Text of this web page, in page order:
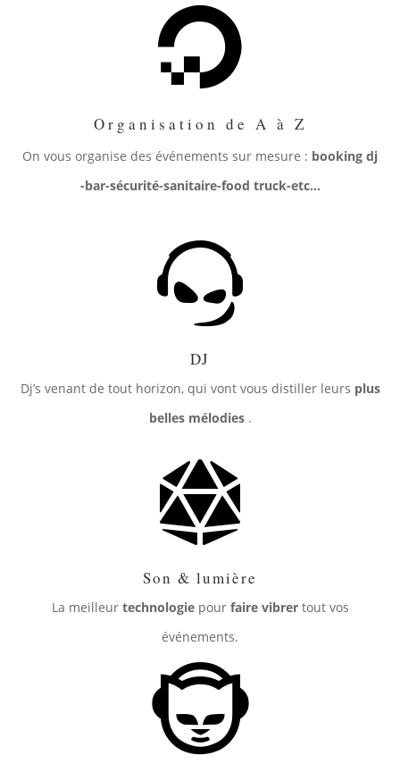

Organisation de A à Z
On vous organise des événements sur mesure : booking dj
-bar-sécurité-sanitaire-food truck-etc…

DJ
Dj’s venant de tout horizon, qui vont vous distiller leurs plus
belles mélodies.

Son & lumière
La meilleur technologiepourfaire vibrertout vos
événements.
